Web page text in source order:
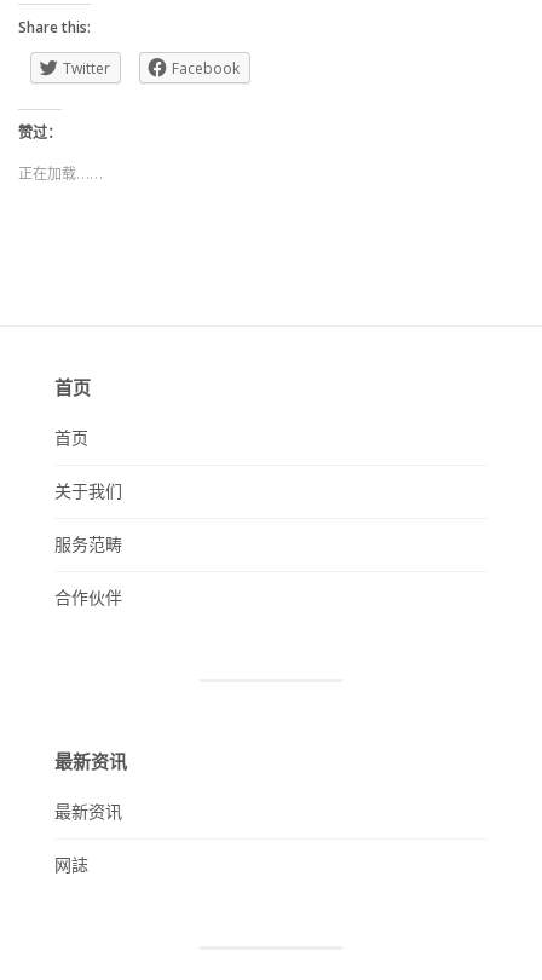
Share this:
Twitter
Facebook
赞过：
正在加载……
首页
首页
关于我们
服务范畴
合作伙伴
最新资讯
最新资讯
网誌